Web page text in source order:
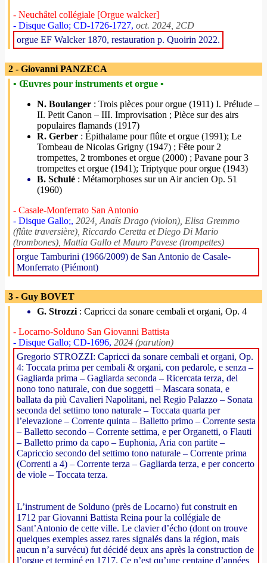
- Neuchâtel collégiale [Orgue walcker]
- Disque Gallo; CD-1726-1727, oct. 2024, 2CD
orgue EF Walcker 1870, restauration p. Quoirin 2022.
2 - Giovanni PANZECA
• Œuvres pour instruments et orgue •
N. Boulanger : Trois pièces pour orgue (1911) I. Prélude –
II. Petit Canon – III. Improvisation ; Pièce sur des airs
populaires flamands (1917)
R. Gerber : Épithalame pour flûte et orgue (1991); Le
Tombeau de Nicolas Grigny (1947) ; Fête pour 2
trompettes, 2 trombones et orgue (2000) ; Pavane pour 3
trompettes et orgue (1941); Triptyque pour orgue (1943)
B. Schulé : Métamorphoses sur un Air ancien Op. 51
(1960)
- Casale-Monferrato San Antonio
- Disque Gallo;, 2024, Anaïs Drago (violon), Elisa Gremmo
(flûte traversière), Riccardo Ceretta et Diego Di Mario
(trombones), Mattia Gallo et Mauro Pavese (trompettes)
orgue Tamburini (1966/2009) de San Antonio de Casale-
Monferrato (Piémont)
3 - Guy BOVET
G. Strozzi : Capricci da sonare cembali et organi, Op. 4
- Locarno-Solduno San Giovanni Battista
- Disque Gallo; CD-1696, 2024 (parution)
Gregorio STROZZI: Capricci da sonare cembali et organi, Op.
4: Toccata prima per cembali & organi, con pedarole, e senza –
Gagliarda prima – Gagliarda seconda – Ricercata terza, del
nono tono naturale, con due soggetti – Mascara sonata, e
ballata da più Cavalieri Napolitani, nel Regio Palazzo – Sonata
seconda del settimo tono naturale – Toccata quarta per
l’elevazione – Corrente quinta – Balletto primo – Corrente sesta
– Balletto secondo – Corrente settima, e per Organetti, o Flauti
– Balletto primo da capo – Euphonia, Aria con partite –
Capriccio secondo del settimo tono naturale – Corrente prima
(Correnti a 4) – Corrente terza – Gagliarda terza, e per concerto
de viole – Toccata terza.
L’instrument de Solduno (près de Locarno) fut construit en
1712 par Giovanni Battista Reina pour la collégiale de
Sant’Antonio de cette ville. Le clavier d’écho (dont on trouve
quelques exemples assez rares signalés dans la région, mais
aucun n’a survécu) fut décidé deux ans après la construction de
l’orgue et terminé en 1717. Ce n’est qu’une centaine d’années